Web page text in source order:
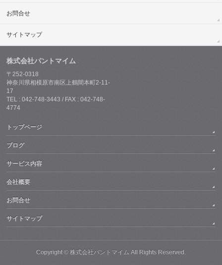
お問合せ
サイトマップ
株式会社パントマイム
〒252-0318
神奈川県相模原市南区上鶴間本町2-11-
17
TEL : 042-748-3443 / FAX : 042-748-
4774
トップページ
ブログ
サービス内容
会社概要
お問合せ
サイトマップ
Copyright © 株式会社パントマイム All Rights Reserved.